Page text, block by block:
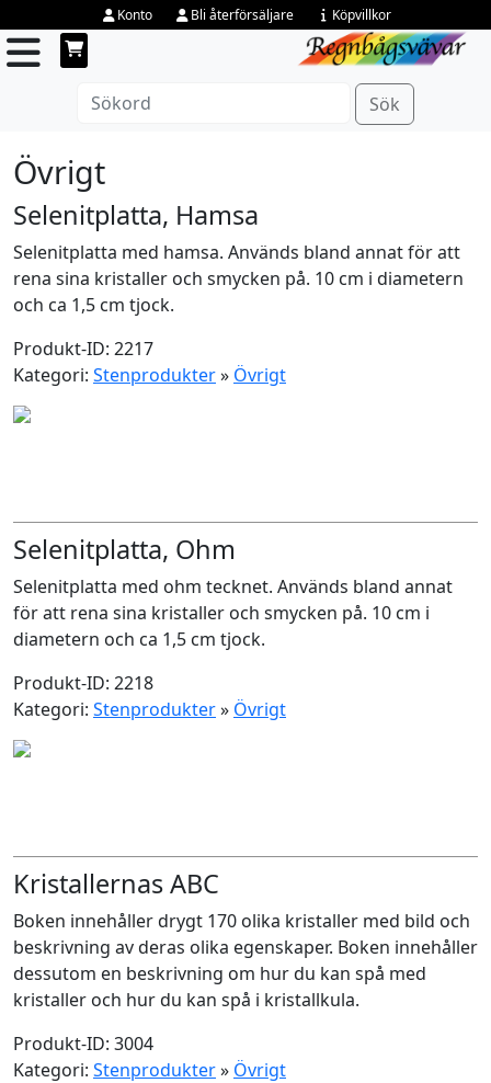
Sök
Konto Bli återförsäljare Köpvillkor
Övrigt
Selenitplatta, Hamsa
Selenitplatta med hamsa. Används bland annat för att
rena sina kristaller och smycken på. 10 cm i diametern
och ca 1,5 cm tjock.
Produkt-ID: 2217
Kategori: Stenprodukter» Övrigt
Selenitplatta, Ohm
Selenitplatta med ohm tecknet. Används bland annat
för att rena sina kristaller och smycken på. 10 cm i
diametern och ca 1,5 cm tjock.
Produkt-ID: 2218
Kategori: Stenprodukter» Övrigt
Kristallernas ABC
Boken innehåller drygt 170 olika kristaller med bild och
beskrivning av deras olika egenskaper. Boken innehåller
dessutom en beskrivning om hur du kan spå med
kristaller och hur du kan spå i kristallkula.
Produkt-ID: 3004
Kategori: Stenprodukter» Övrigt